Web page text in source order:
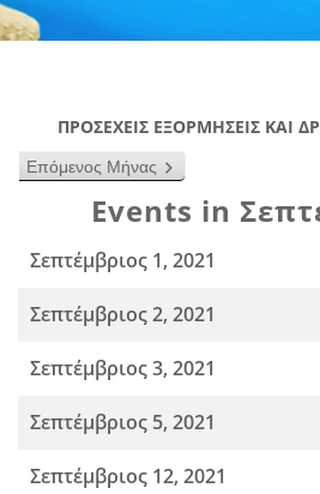
ΠΡΟΣΕΧΕΙΣ ΕΞΟΡΜΗΣΕΙΣ ΚΑΙ
Επόμενος Μήνας
Events in
Σεπτέμβριος 1, 2021
Σεπτέμβριος 2, 2021
Σεπτέμβριος 3, 2021
Σεπτέμβριος 5, 2021
Σεπτέμβριος 12, 2021